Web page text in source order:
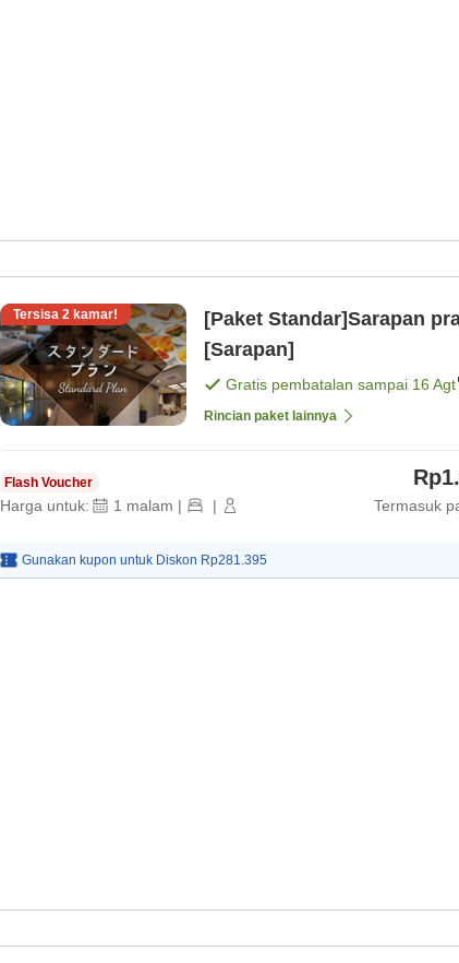
Tersisa 2 kamar!
[Paket Standar]Sarapan
[Sarapan]
Gratis pembatalan sampai 16 Agt
Rincian paket lainnya
Flash Voucher
Harga untuk: 1 malam | | Termasuk
Gunakan kupon untuk Diskon Rp281.395